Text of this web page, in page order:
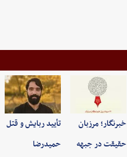
خبرنگار؛ مرزبان
حقیقت در جبهه
تأیید ربایش و قتل
حمیدرضا